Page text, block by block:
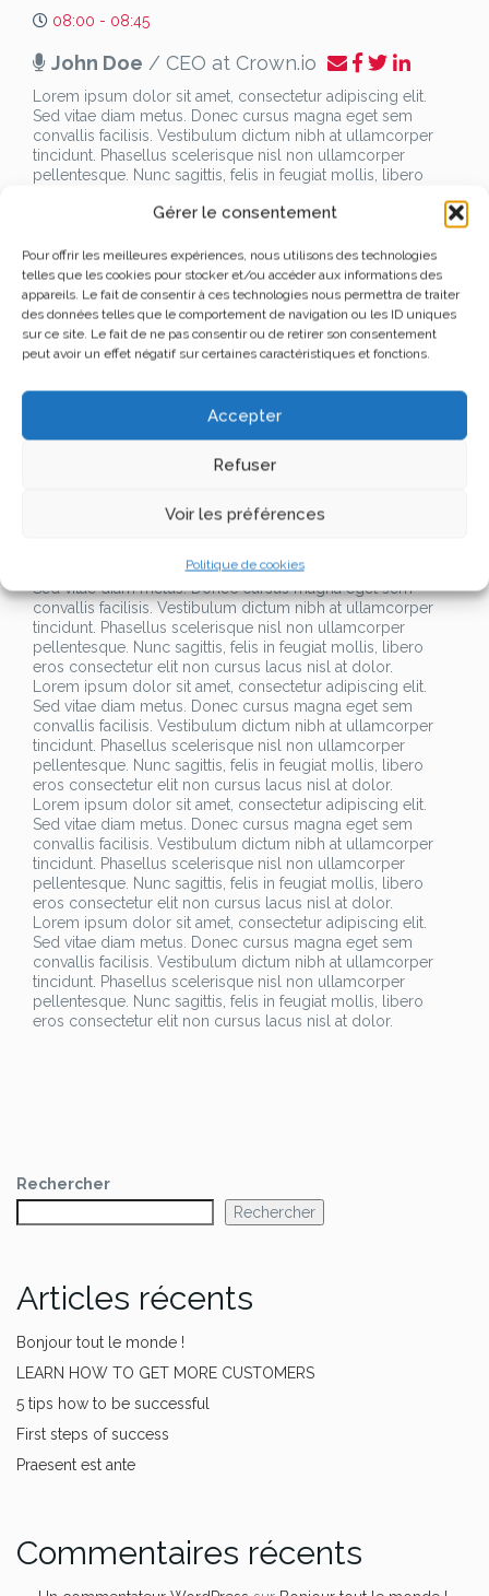
Gérer le consentement
Pour offrir les meilleures expériences, nous utilisons des technologies
telles que les cookies pour stocker et/ou accéder aux informations des
appareils. Le fait de consentir à ces technologies nous permettra de traiter
des données telles que le comportement de navigation ou les ID uniques
sur ce site. Le fait de ne pas consentir ou de retirer son consentement
peut avoir un effet négatif sur certaines caractéristiques et fonctions.
Accepter
Refuser
Voir les préférences
Politique de cookies
08:00 - 08:45
John Doe / CEO at Crown.io
Lorem ipsum dolor sit amet, consectetur adipiscing elit.
Sed vitae diam metus. Donec cursus magna eget sem
convallis facilisis. Vestibulum dictum nibh at ullamcorper
tincidunt. Phasellus scelerisque nisl non ullamcorper
pellentesque. Nunc sagittis, felis in feugiat mollis, libero
Lorem ipsum dolor sit amet, consectetur adipiscing elit.
convallis facilisis. Vestibulum dictum nibh at ullamcorper
tincidunt. Phasellus scelerisque nisl non ullamcorper
pellentesque. Nunc sagittis, felis in feugiat mollis, libero
eros consectetur elit non cursus lacus nisl at dolor.
Lorem ipsum dolor sit amet, consectetur adipiscing elit.
Sed vitae diam metus. Donec cursus magna eget sem
tincidunt. Phasellus scelerisque nisl non ullamcorper
pellentesque. Nunc sagittis, felis in feugiat mollis, libero
eros consectetur elit non cursus lacus nisl at dolor.
Sed vitae diam metus. Donec cursus magna eget sem
tincidunt. Phasellus scelerisque nisl non ullamcorper
pellentesque. Nunc sagittis, felis in feugiat mollis, libero
Lorem ipsum dolor sit amet, consectetur adipiscing elit.
Sed vitae diam metus. Donec cursus magna eget sem
convallis facilisis. Vestibulum dictum nibh at ullamcorper
tincidunt. Phasellus scelerisque nisl non ullamcorper
pellentesque. Nunc sagittis, felis in feugiat mollis, libero
eros consectetur elit non cursus lacus nisl at dolor.
Lorem ipsum dolor sit amet, consectetur adipiscing elit.
Sed vitae diam metus. Donec cursus magna eget sem
convallis facilisis. Vestibulum dictum nibh at ullamcorper
tincidunt. Phasellus scelerisque nisl non ullamcorper
pellentesque. Nunc sagittis, felis in feugiat mollis, libero
eros consectetur elit non cursus lacus nisl at dolor.
Lorem ipsum dolor sit amet, consectetur adipiscing elit.
Sed vitae diam metus. Donec cursus magna eget sem
convallis facilisis. Vestibulum dictum nibh at ullamcorper
tincidunt. Phasellus scelerisque nisl non ullamcorper
pellentesque. Nunc sagittis, felis in feugiat mollis, libero
eros consectetur elit non cursus lacus nisl at dolor.
Lorem ipsum dolor sit amet, consectetur adipiscing elit.
Sed vitae diam metus. Donec cursus magna eget sem
convallis facilisis. Vestibulum dictum nibh at ullamcorper
tincidunt. Phasellus scelerisque nisl non ullamcorper
pellentesque. Nunc sagittis, felis in feugiat mollis, libero
eros consectetur elit non cursus lacus nisl at dolor.
Rechercher
Rechercher
Articles récents
Bonjour tout le monde !
LEARN HOW TO GET MORE CUSTOMERS
5 tips how to be successful
First steps of success
Praesent est ante
Commentaires récents